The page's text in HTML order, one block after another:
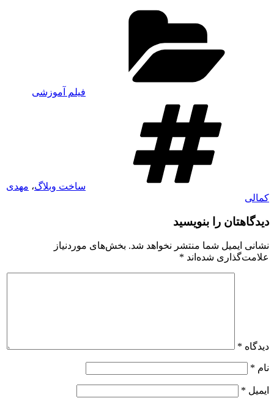
فیلم آموزشی
ساخت وبلاگ، مهدی
کمالی
دیدگاهتان را بنویسید
نشانی ایمیل شما منتشر نخواهد شد. بخش‌های موردنیاز
علامت‌گذاری شده‌اند *
دیدگاه *
نام *
ایمیل *